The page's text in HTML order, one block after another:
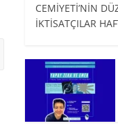
CEMİYETİ’NİN
İKTİSATÇILAR